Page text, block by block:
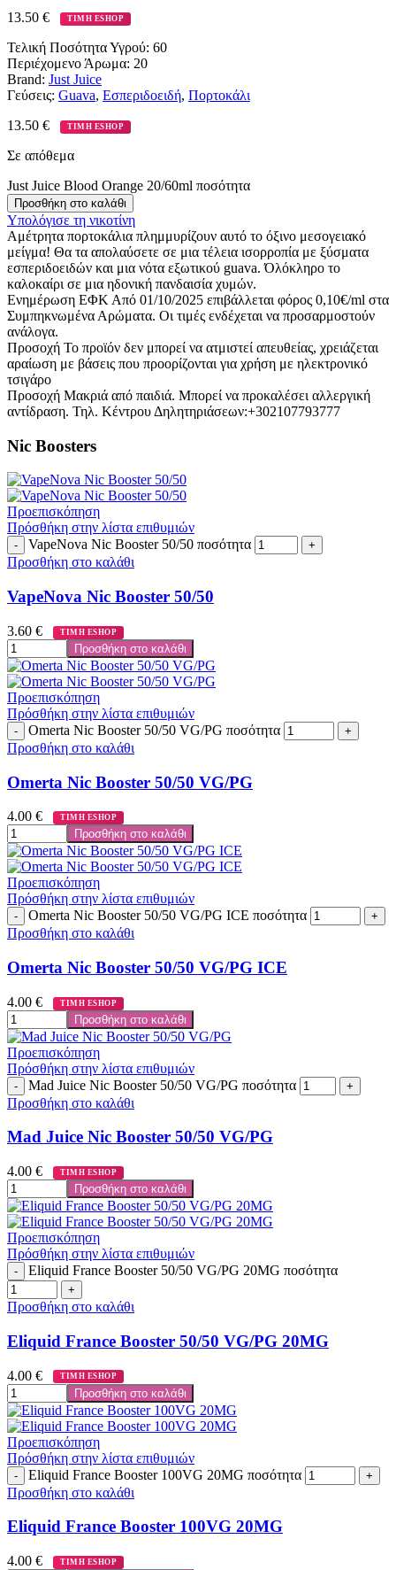
13.50 € ΤΙΜΗ ESHOP
Τελική Ποσότητα Υγρού: 60
Περιέχομενο Άρωμα: 20
Brand: Just Juice
Γεύσεις: Guava, Εσπεριδοειδή, Πορτοκάλι
13.50 € ΤΙΜΗ ESHOP
Σε απόθεμα
Just Juice Blood Orange 20/60ml ποσότητα
Προσθήκη στο καλάθι
Υπολόγισε τη νικοτίνη
Αμέτρητα πορτοκάλια πλημμυρίζουν αυτό το όξινο μεσογειακό
μείγμα! Θα τα απολαύσετε σε μια τέλεια ισορροπία με ξύσματα
εσπεριδοειδών και μια νότα εξωτικού guava. Όλόκληρο το
καλοκαίρι σε μια ηδονική πανδαισία χυμών.
Ενημέρωση ΕΦΚ Από 01/10/2025 επιβάλλεται φόρος 0,10€/ml στα
Συμπηκνωμένα Αρώματα. Οι τιμές ενδέχεται να προσαρμοστούν
ανάλογα.
Προσοχή Το προϊόν δεν μπορεί να ατμιστεί απευθείας, χρειάζεται
αραίωση με βάσεις που προορίζονται για χρήση με ηλεκτρονικό
τσιγάρο
Προσοχή Μακριά από παιδιά. Μπορεί να προκαλέσει αλλεργική
αντίδραση. Τηλ. Κέντρου Δηλητηριάσεων:+302107793777
Nic Boosters
Προεπισκόπηση
Πρόσθήκη στην λίστα επιθυμιών
VapeNova Nic Booster 50/50 ποσότητα
Προσθήκη στο καλάθι
VapeNova Nic Booster 50/50
3.60 € ΤΙΜΗ ESHOP
Προσθήκη στο καλάθι
Προεπισκόπηση
Πρόσθήκη στην λίστα επιθυμιών
Omerta Nic Booster 50/50 VG/PG ποσότητα
Προσθήκη στο καλάθι
Omerta Nic Booster 50/50 VG/PG
4.00 € ΤΙΜΗ ESHOP
Προσθήκη στο καλάθι
Προεπισκόπηση
Πρόσθήκη στην λίστα επιθυμιών
Omerta Nic Booster 50/50 VG/PG ICE ποσότητα
Προσθήκη στο καλάθι
Omerta Nic Booster 50/50 VG/PG ICE
4.00 € ΤΙΜΗ ESHOP
Προσθήκη στο καλάθι
Προεπισκόπηση
Πρόσθήκη στην λίστα επιθυμιών
Mad Juice Nic Booster 50/50 VG/PG ποσότητα
Προσθήκη στο καλάθι
Mad Juice Nic Booster 50/50 VG/PG
4.00 € ΤΙΜΗ ESHOP
Προσθήκη στο καλάθι
Προεπισκόπηση
Πρόσθήκη στην λίστα επιθυμιών
Eliquid France Booster 50/50 VG/PG 20MG ποσότητα
Προσθήκη στο καλάθι
Eliquid France Booster 50/50 VG/PG 20MG
4.00 € ΤΙΜΗ ESHOP
Προσθήκη στο καλάθι
Προεπισκόπηση
Πρόσθήκη στην λίστα επιθυμιών
Eliquid France Booster 100VG 20MG ποσότητα
Προσθήκη στο καλάθι
Eliquid France Booster 100VG 20MG
4.00 € ΤΙΜΗ ESHOP